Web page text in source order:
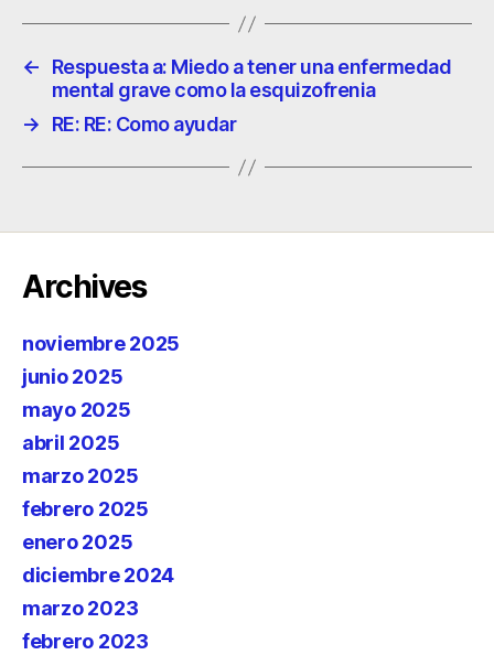
←
Respuesta a: Miedo a tener una enfermedad
mental grave como la esquizofrenia
→
RE: RE: Como ayudar
Archives
noviembre 2025
junio 2025
mayo 2025
abril 2025
marzo 2025
febrero 2025
enero 2025
diciembre 2024
marzo 2023
febrero 2023